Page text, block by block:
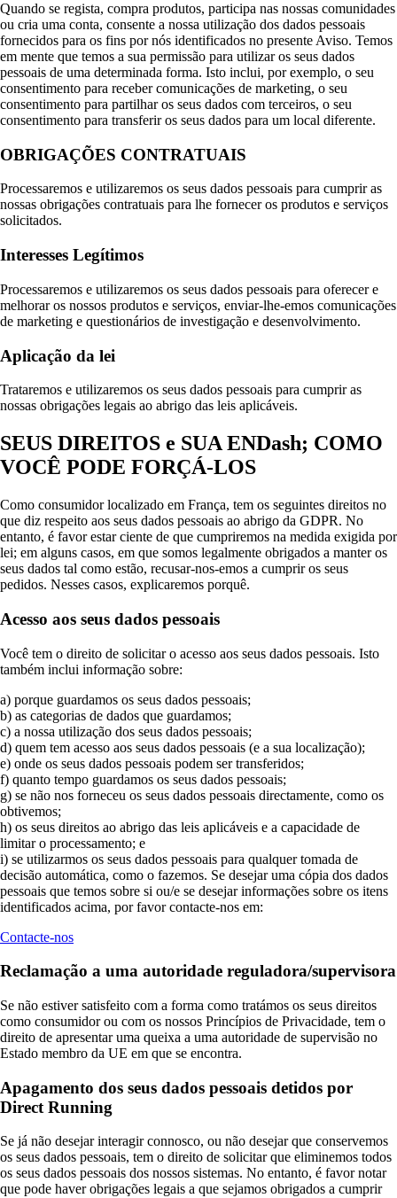
Quando se regista, compra produtos, participa nas nossas comunidades
ou cria uma conta, consente a nossa utilização dos dados pessoais
fornecidos para os fins por nós identificados no presente Aviso. Temos
em mente que temos a sua permissão para utilizar os seus dados
pessoais de uma determinada forma. Isto inclui, por exemplo, o seu
consentimento para receber comunicações de marketing, o seu
consentimento para partilhar os seus dados com terceiros, o seu
consentimento para transferir os seus dados para um local diferente.
OBRIGAÇÕES CONTRATUAIS
Processaremos e utilizaremos os seus dados pessoais para cumprir as
nossas obrigações contratuais para lhe fornecer os produtos e serviços
solicitados.
Interesses Legítimos
Processaremos e utilizaremos os seus dados pessoais para oferecer e
melhorar os nossos produtos e serviços, enviar-lhe-emos comunicações
de marketing e questionários de investigação e desenvolvimento.
Aplicação da lei
Trataremos e utilizaremos os seus dados pessoais para cumprir as
nossas obrigações legais ao abrigo das leis aplicáveis.
SEUS DIREITOS e SUA ENDash; COMO
VOCÊ PODE FORÇÁ-LOS
Como consumidor localizado em França, tem os seguintes direitos no
que diz respeito aos seus dados pessoais ao abrigo da GDPR. No
entanto, é favor estar ciente de que cumpriremos na medida exigida por
lei; em alguns casos, em que somos legalmente obrigados a manter os
seus dados tal como estão, recusar-nos-emos a cumprir os seus
pedidos. Nesses casos, explicaremos porquê.
Acesso aos seus dados pessoais
Você tem o direito de solicitar o acesso aos seus dados pessoais. Isto
também inclui informação sobre:
a) porque guardamos os seus dados pessoais;
b) as categorias de dados que guardamos;
c) a nossa utilização dos seus dados pessoais;
d) quem tem acesso aos seus dados pessoais (e a sua localização);
e) onde os seus dados pessoais podem ser transferidos;
f) quanto tempo guardamos os seus dados pessoais;
g) se não nos forneceu os seus dados pessoais directamente, como os
obtivemos;
h) os seus direitos ao abrigo das leis aplicáveis e a capacidade de
limitar o processamento; e
i) se utilizarmos os seus dados pessoais para qualquer tomada de
decisão automática, como o fazemos. Se desejar uma cópia dos dados
pessoais que temos sobre si ou/e se desejar informações sobre os itens
identificados acima, por favor contacte-nos em:
Contacte-nos
Reclamação a uma autoridade reguladora/supervisora
Se não estiver satisfeito com a forma como tratámos os seus direitos
como consumidor ou com os nossos Princípios de Privacidade, tem o
direito de apresentar uma queixa a uma autoridade de supervisão no
Estado membro da UE em que se encontra.
Apagamento dos seus dados pessoais detidos por
Direct Running
Se já não desejar interagir connosco, ou não desejar que conservemos
os seus dados pessoais, tem o direito de solicitar que eliminemos todos
os seus dados pessoais dos nossos sistemas. No entanto, é favor notar
que pode haver obrigações legais a que sejamos obrigados a cumprir